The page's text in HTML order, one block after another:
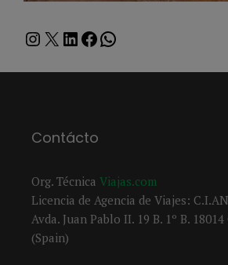
Instagram
X LinkedIn
Facebook
WhatsApp
Contácto
Org. Técnica Viajas.com
Licencia de Agencia de Viajes:
Avda. Juan Pablo II. 19 B. 1º B.
(Spain)